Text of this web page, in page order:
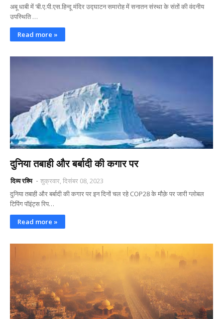
अबू धाबी में ‘बी.ए.पी.एस.हिन्दू मंदिर उद्घाटन समारोह में सनातन संस्था के संतों की वंदनीय
उपस्थिति …
Read more »
दुनिया तबाही और बर्बादी की कगार पर
दिव्य रश्मि
शुक्रवार, दिसंबर 08, 2023
दुनिया तबाही और बर्बादी की कगार पर इन दिनों चल रहे COP28 के मौक़े पर जारी ग्लोबल
टिपिंग पॉइंट्स रिप…
Read more »